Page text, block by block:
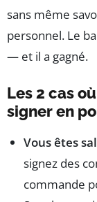
sans même
personnel. Le
— et il a gagné.
Les 2 cas
signer en po
Vous êtes
signez des
commande